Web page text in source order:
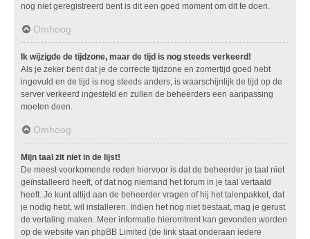
nog niet geregistreerd bent is dit een goed moment om dit te doen.
Omhoog
Ik wijzigde de tijdzone, maar de tijd is nog steeds verkeerd!
Als je zeker bent dat je de correcte tijdzone en zomertijd goed hebt
ingevuld en de tijd is nog steeds anders, is waarschijnlijk de tijd op de
server verkeerd ingesteld en zullen de beheerders een aanpassing
moeten doen.
Omhoog
Mijn taal zit niet in de lijst!
De meest voorkomende reden hiervoor is dat de beheerder je taal niet
geïnstalleerd heeft, of dat nog niemand het forum in je taal vertaald
heeft. Je kunt altijd aan de beheerder vragen of hij het talenpakket, dat
je nodig hebt, wil installeren. Indien het nog niet bestaat, mag je gerust
de vertaling maken. Meer informatie hieromtrent kan gevonden worden
op de website van phpBB Limited (de link staat onderaan iedere